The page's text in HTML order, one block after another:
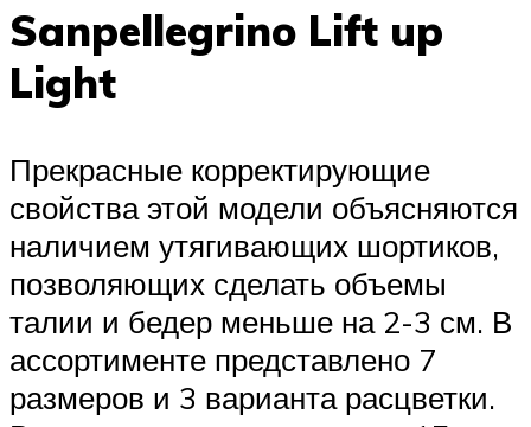
Sanpellegrino Lift up
Light
Прекрасные корректирующие
свойства этой модели объясняются
наличием утягивающих шортиков,
позволяющих сделать объемы
талии и бедер меньше на 2-3 см. В
ассортименте представлено 7
размеров и 3 варианта расцветки.